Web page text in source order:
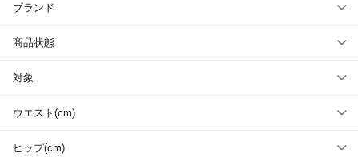
ブランド
商品状態
対象
ウエスト(cm)
ヒップ(cm)